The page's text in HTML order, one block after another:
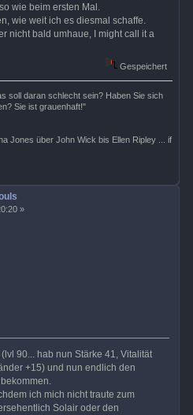
wie beim ersten Mal.
wie weit ich es diesmal schaffe.
nicht bald umhaue, I might call it a
Gespeichert
soll daran schlecht sein? Haben Sie sich
Sie ist grauenhaft!"
Jones über John Wick bis Ellen Ripley ... if
»
90... hab nun Stärke 41, Vitalität
+15) und nun endlich den
ich mich nicht traute zum
Solair oder den